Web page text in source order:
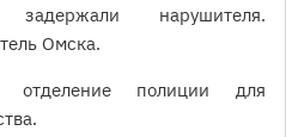
нарушителя.
Омска.
полиции для